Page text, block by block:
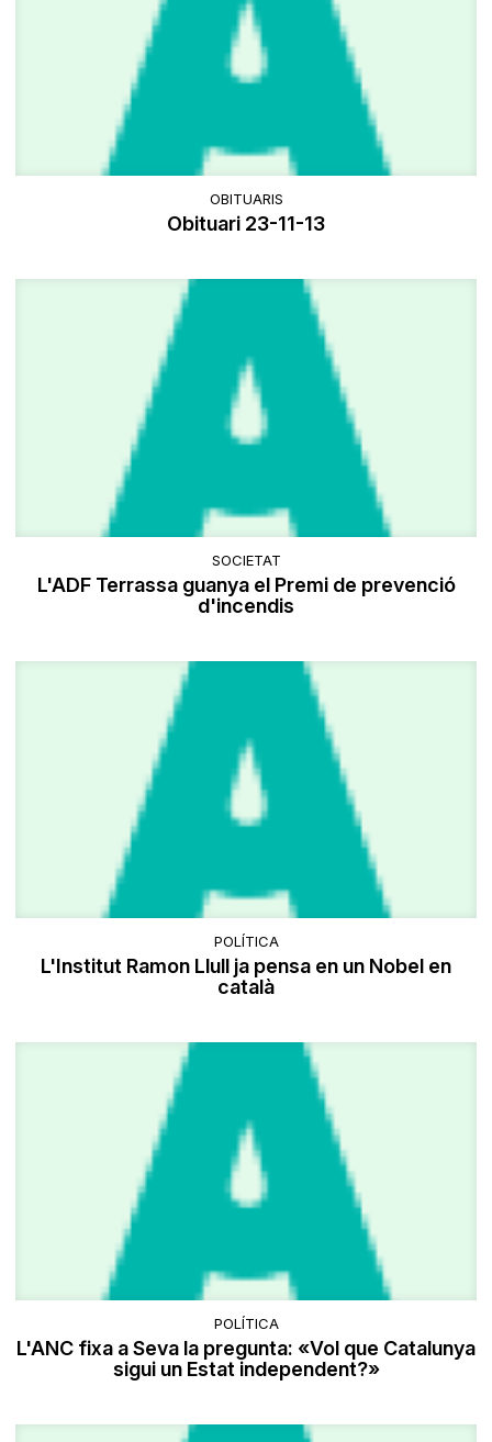
OBITUARIS
Obituari 23-11-13
SOCIETAT
L'ADF Terrassa guanya el Premi de prevenció
d'incendis
POLÍTICA
L'Institut Ramon Llull ja pensa en un Nobel en
català
POLÍTICA
L'ANC fixa a Seva la pregunta: «Vol que Catalunya
sigui un Estat independent?»